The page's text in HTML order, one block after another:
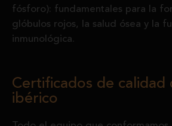
fósforo): fundamentales para la
glóbulos rojos, la salud ósea y la
inmunológica.
Certificados de calidad
ibérico